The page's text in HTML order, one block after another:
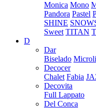
Monica Mono
Pandora Pastel
SHINE
Sweet TITAN
D
Dar
Biselado
Decocer
Chalet Fabia
Decovita
Full Lappato
Del Conca